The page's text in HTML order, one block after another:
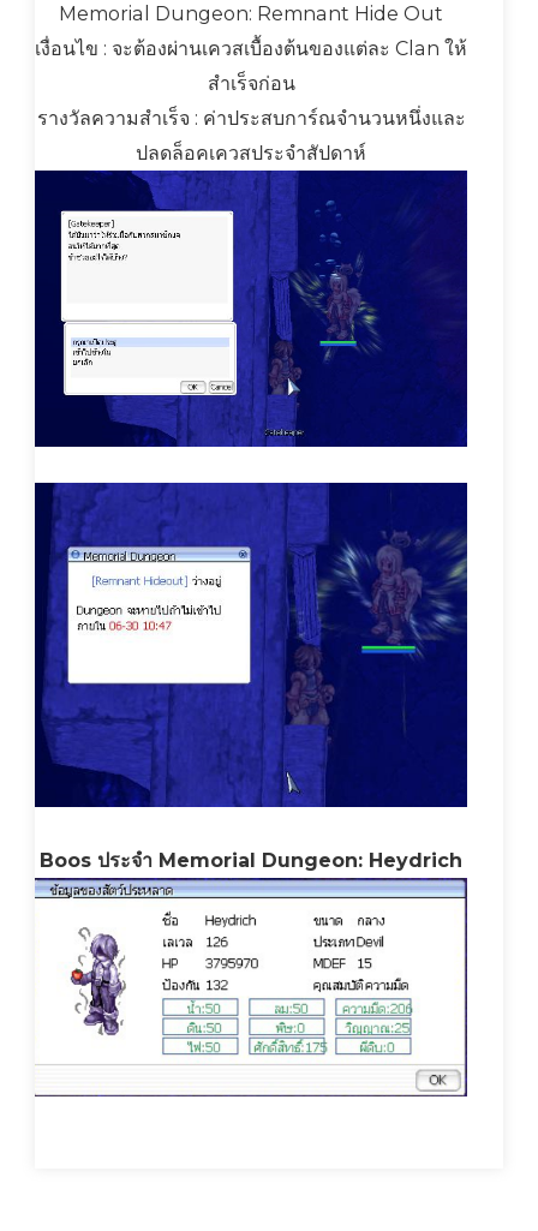
Memorial Dungeon: Remnant Hide Out
เงื่อนไข : จะต้องผ่านเควสเบื้องต้นของแต่ละ Clan ให้
สำเร็จก่อน
รางวัลความสำเร็จ : ค่าประสบการ์ณจำนวนหนึ่งและ
ปลดล็อคเควสประจำสัปดาห์
Boos ประจำ Memorial Dungeon: Heydrich